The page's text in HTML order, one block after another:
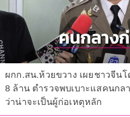
ผกก.สน.ห้วยขวาง เผยชาวจีน
8 ล้าน ตำรวจพบเบาะแสคนกล
ว่าน่าจะเป็นผู้ก่อเหตุหลัก